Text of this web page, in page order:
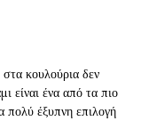
κουλούρια δεν
είναι ένα από τα πιο
πολύ έξυπνη επιλογή